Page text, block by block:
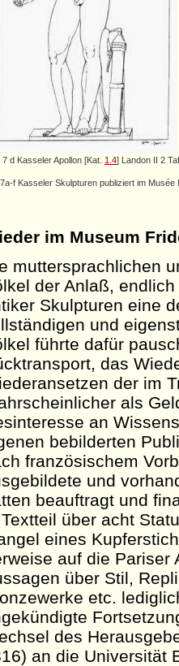
7 d Kasseler Apollon [Kat. 1.4] Landon II 2
f Kasseler Skulpturen publiziert im Musée
im Museum
muttersprachlichen
der Anlaß,
Skulpturen eine
und
führte dafür
das
der im
als
an
bebilderten
französischem
und
beauftragt und
über acht
eines
auf die Pariser
über Stil,
etc.
des
an die Universität